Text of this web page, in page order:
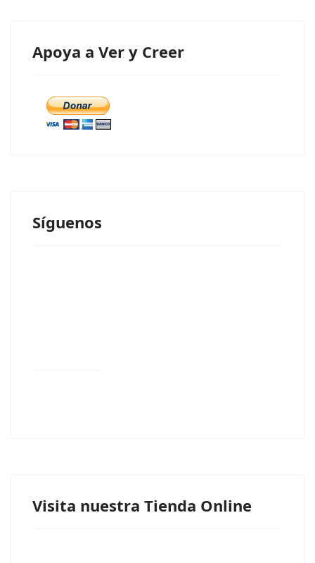
Apoya a Ver y Creer
Síguenos
Visita nuestra Tienda Online